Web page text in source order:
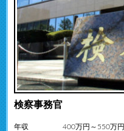
検察事務官
年収 400万円～550万円